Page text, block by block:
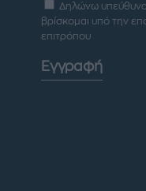
Δηλώνω υπεύθυνα
βρίσκομαι υπό την
επιτρόπου
Εγγραφή